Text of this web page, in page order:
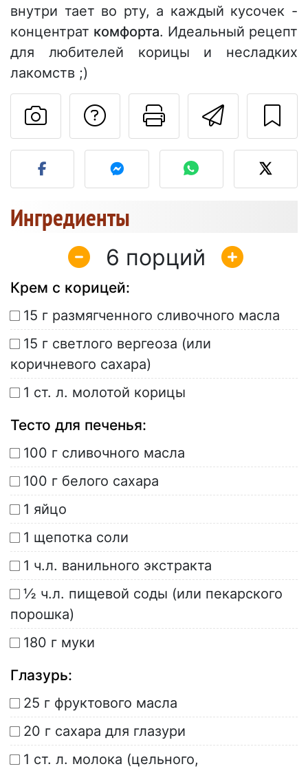
внутри тает во рту, а каждый кусочек -
концентрат комфорта. Идеальный рецепт
для любителей корицы и несладких
лакомств ;)
Задать вопрос
Разместите фото этого
Ингредиенты
6
Крем с корицей:
15 г размягченного сливочного масла
15 г светлого вергеоза (или
коричневого сахара)
1 ст. л. молотой корицы
Тесто для печенья:
100 г сливочного масла
100 г белого сахара
1 яйцо
1 щепотка соли
1 ч.л. ванильного экстракта
½ ч.л. пищевой соды (или пекарского
порошка)
180 г муки
Глазурь:
25 г фруктового масла
20 г сахара для глазури
1 ст. л. молока (цельного,